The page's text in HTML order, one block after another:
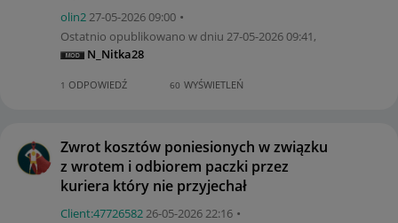
olin2‎27-05-202609:00
Ostatnio opublikowano w dniu ‎27-05-202609:41,
N_Nitka28
1 ODPOWIEDŹ 60 WYŚWIETLEŃ
Zwrot kosztów poniesionych w związku
z wrotem i odbiorem paczki przez
kuriera który nie przyjechał
Client:47726582‎26-05-202622:16